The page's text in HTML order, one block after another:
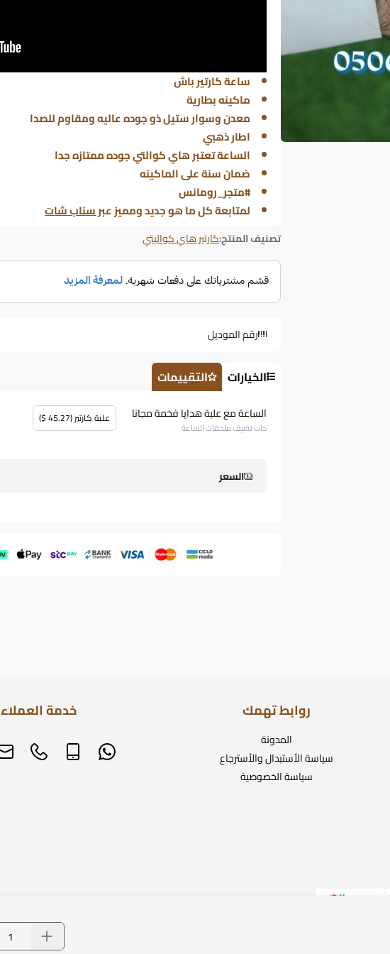
ساعة كارتير باش
ماكينه بطارية
معدن وسوار ستيل ذو جوده عاليه ومقاوم للصدا
اطار ذهبي
الساعة تعتبر هاي كوالتي جوده ممتازه جدا
ضمان سنة على الماكينه
#متجر_رومانس
لمتابعة كل ما هو جديد ومميز عبرسناب شات
تصنيف المنتج:كارتير هاي كواليتي
رقم الموديل
الخيارات التقييمات
الساعة مع علبة هدايا فخمة مجانا
حاب تضيف ملحقات الساعة
علبة كارتير (45.27 $)
السعر
روابط تهمك
المدونة
سياسة الأستبدال والأسترجاع
سياسة الخصوصية
خدمة العملاء